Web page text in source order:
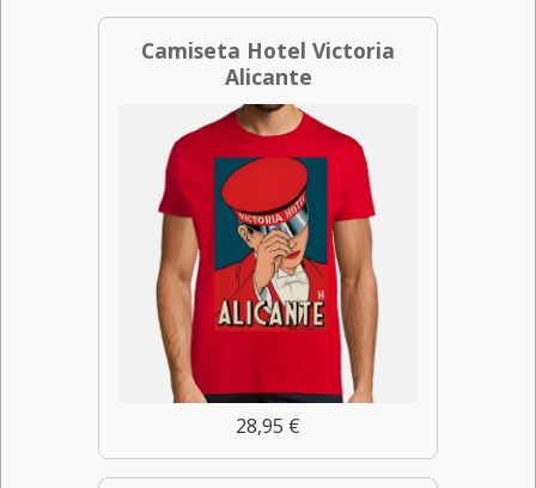
Camiseta Hotel Victoria
Alicante
28,95 €